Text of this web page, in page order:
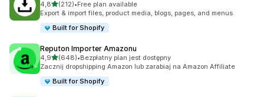
4,8na 5 gwiazdek
(212)
Łączna liczba recenzji: 212
•Free plan available
Export & import files, product media, blogs, pages, and menus
Built for Shopify
Reputon Importer Amazonu
4,9na 5 gwiazdek
(648)
Łączna liczba recenzji: 648
•Bezpłatny plan jest dostępny
Zacznij dropshipping Amazon lub zarabiaj na Amazon Affiliate
Built for Shopify